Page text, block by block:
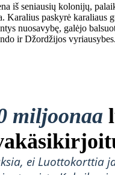
iš seniausių kolonijų,
Karalius paskyrė karaliaus
nuosavybę, galėjo
ir Džordžijos vyriausybes.
miljoonaa
ei Luottokorttia